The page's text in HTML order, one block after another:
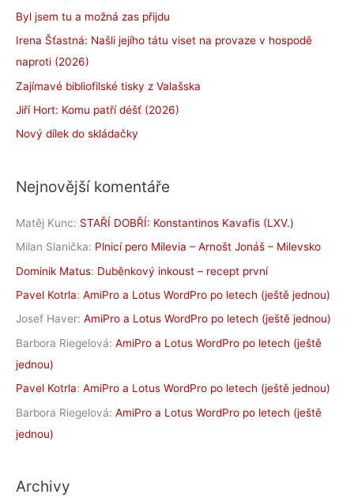
Byl jsem tu a možná zas přijdu
Irena Šťastná: Našli jejího tátu viset na provaze v hospodě
naproti (2026)
Zajímavé bibliofilské tisky z Valašska
Jiří Hort: Komu patří déšť (2026)
Nový dílek do skládačky
Nejnovější komentáře
Matěj Kunc: STAŘÍ DOBŘÍ: Konstantinos Kavafis (LXV.)
Milan Slanička: Plnicí pero Milevia – Arnošt Jonáš – Milevsko
Dominik Matus: Duběnkový inkoust – recept první
Pavel Kotrla: AmiPro a Lotus WordPro po letech (ještě jednou)
Josef Haver: AmiPro a Lotus WordPro po letech (ještě jednou)
Barbora Riegelová: AmiPro a Lotus WordPro po letech (ještě
jednou)
Pavel Kotrla: AmiPro a Lotus WordPro po letech (ještě jednou)
Barbora Riegelová: AmiPro a Lotus WordPro po letech (ještě
jednou)
Archivy